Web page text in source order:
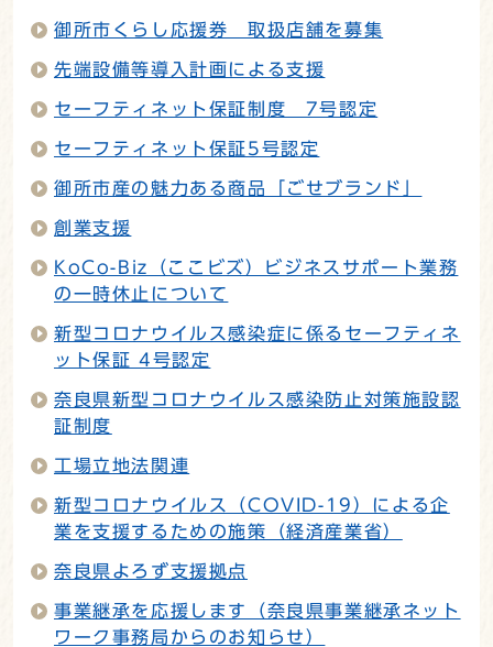
御所市くらし応援券 取扱店舗を募集
先端設備等導入計画による支援
セーフティネット保証制度 7号認定
セーフティネット保証5号認定
御所市産の魅力ある商品「ごせブランド」
創業支援
KoCo-Biz（ここビズ）ビジネスサポート業務
の一時休止について
新型コロナウイルス感染症に係るセーフティネ
ット保証 4号認定
奈良県新型コロナウイルス感染防止対策施設認
証制度
工場立地法関連
新型コロナウイルス（COVID-19）による企
業を支援するための施策（経済産業省）
奈良県よろず支援拠点
事業継承を応援します（奈良県事業継承ネット
ワーク事務局からのお知らせ）